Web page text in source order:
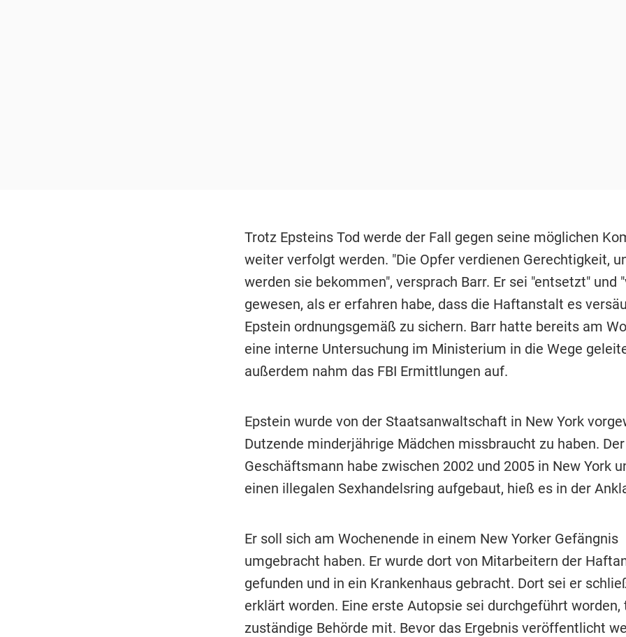
Trotz Epsteins Tod werde der Fall gegen seine möglichen
weiter verfolgt werden. "Die Opfer verdienen Gerechtigkeit,
werden sie bekommen", versprach Barr. Er sei "entsetzt" und
gewesen, als er erfahren habe, dass die Haftanstalt es
Epstein ordnungsgemäß zu sichern. Barr hatte bereits am
eine interne Untersuchung im Ministerium in die Wege
außerdem nahm das FBI Ermittlungen auf.
Epstein wurde von der Staatsanwaltschaft in New York
Dutzende minderjährige Mädchen missbraucht zu haben.
Geschäftsmann habe zwischen 2002 und 2005 in New York
einen illegalen Sexhandelsring aufgebaut, hieß es in der
Er soll sich am Wochenende in einem New Yorker Gefängnis
umgebracht haben. Er wurde dort von Mitarbeitern der
gefunden und in ein Krankenhaus gebracht. Dort sei er
erklärt worden. Eine erste Autopsie sei durchgeführt worden,
zuständige Behörde mit. Bevor das Ergebnis veröffentlicht